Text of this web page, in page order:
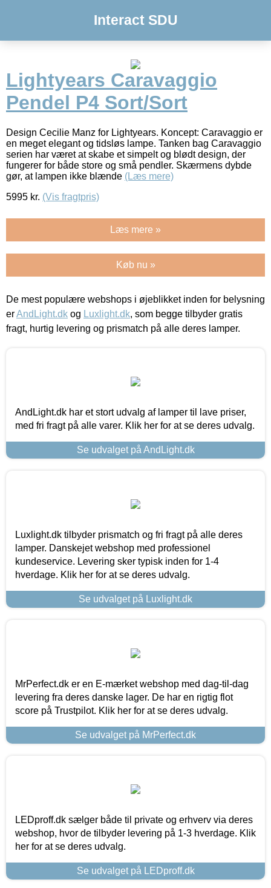
Interact SDU
Lightyears Caravaggio
Pendel P4 Sort/Sort
Design Cecilie Manz for Lightyears. Koncept: Caravaggio er
en meget elegant og tidsløs lampe. Tanken bag Caravaggio
serien har været at skabe et simpelt og blødt design, der
fungerer for både store og små pendler. Skærmens dybde
gør, at lampen ikke blænde (Læs mere)
5995 kr. (Vis fragtpris)
Læs mere »
Køb nu »
De mest populære webshops i øjeblikket inden for belysning
erAndLight.dk og Luxlight.dk, som begge tilbyder gratis
fragt, hurtig levering og prismatch på alle deres lamper.
AndLight.dk har et stort udvalg af lamper til lave priser,
med fri fragt på alle varer. Klik her for at se deres udvalg.
Se udvalget på AndLight.dk
Luxlight.dk tilbyder prismatch og fri fragt på alle deres
lamper. Danskejet webshop med professionel
kundeservice. Levering sker typisk inden for 1-4
hverdage. Klik her for at se deres udvalg.
Se udvalget på Luxlight.dk
MrPerfect.dk er en E-mærket webshop med dag-til-dag
levering fra deres danske lager. De har en rigtig flot
score på Trustpilot. Klik her for at se deres udvalg.
Se udvalget på MrPerfect.dk
LEDproff.dk sælger både til private og erhverv via deres
webshop, hvor de tilbyder levering på 1-3 hverdage. Klik
her for at se deres udvalg.
Se udvalget på LEDproff.dk